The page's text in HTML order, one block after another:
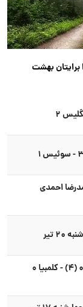
برایتان بهشت
احمدی
تیر
ببینید؛ خلاصه بازی سوئیس ۰ (۴) - کلمبیا ۰